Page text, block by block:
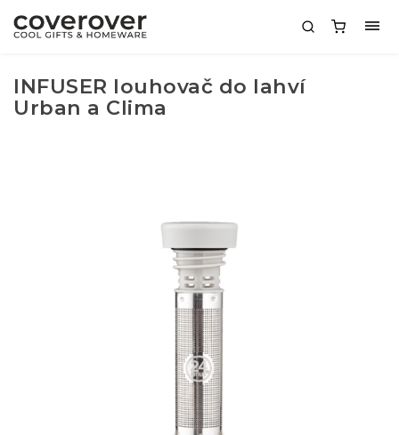
INFUSER louhovač do lahví
Urban a Clima